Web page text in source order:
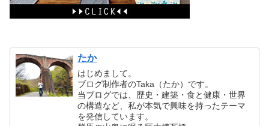
たか
はじめまして。
ブログ制作者のTaka（たか）です。
当ブログでは、歴史・建築・食と健康・世界
の構造など、私が本気で興味を持ったテーマ
を発信しています。